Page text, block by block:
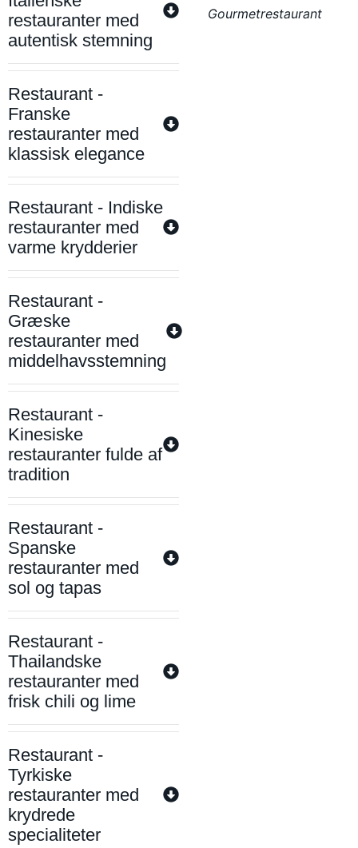
restauranter med
autentisk stemning
Restaurant -
Franske
restauranter med
klassisk elegance
Restaurant - Indiske
restauranter med
varme krydderier
Restaurant -
Græske
restauranter med
middelhavsstemning
Restaurant -
Kinesiske
restauranter fulde af
tradition
Restaurant -
Spanske
restauranter med
sol og tapas
Restaurant -
Thailandske
restauranter med
frisk chili og lime
Restaurant -
Tyrkiske
restauranter med
krydrede
specialiteter
Gourmetrestaurant